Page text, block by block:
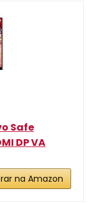
Safe
DP VA
na Amazon